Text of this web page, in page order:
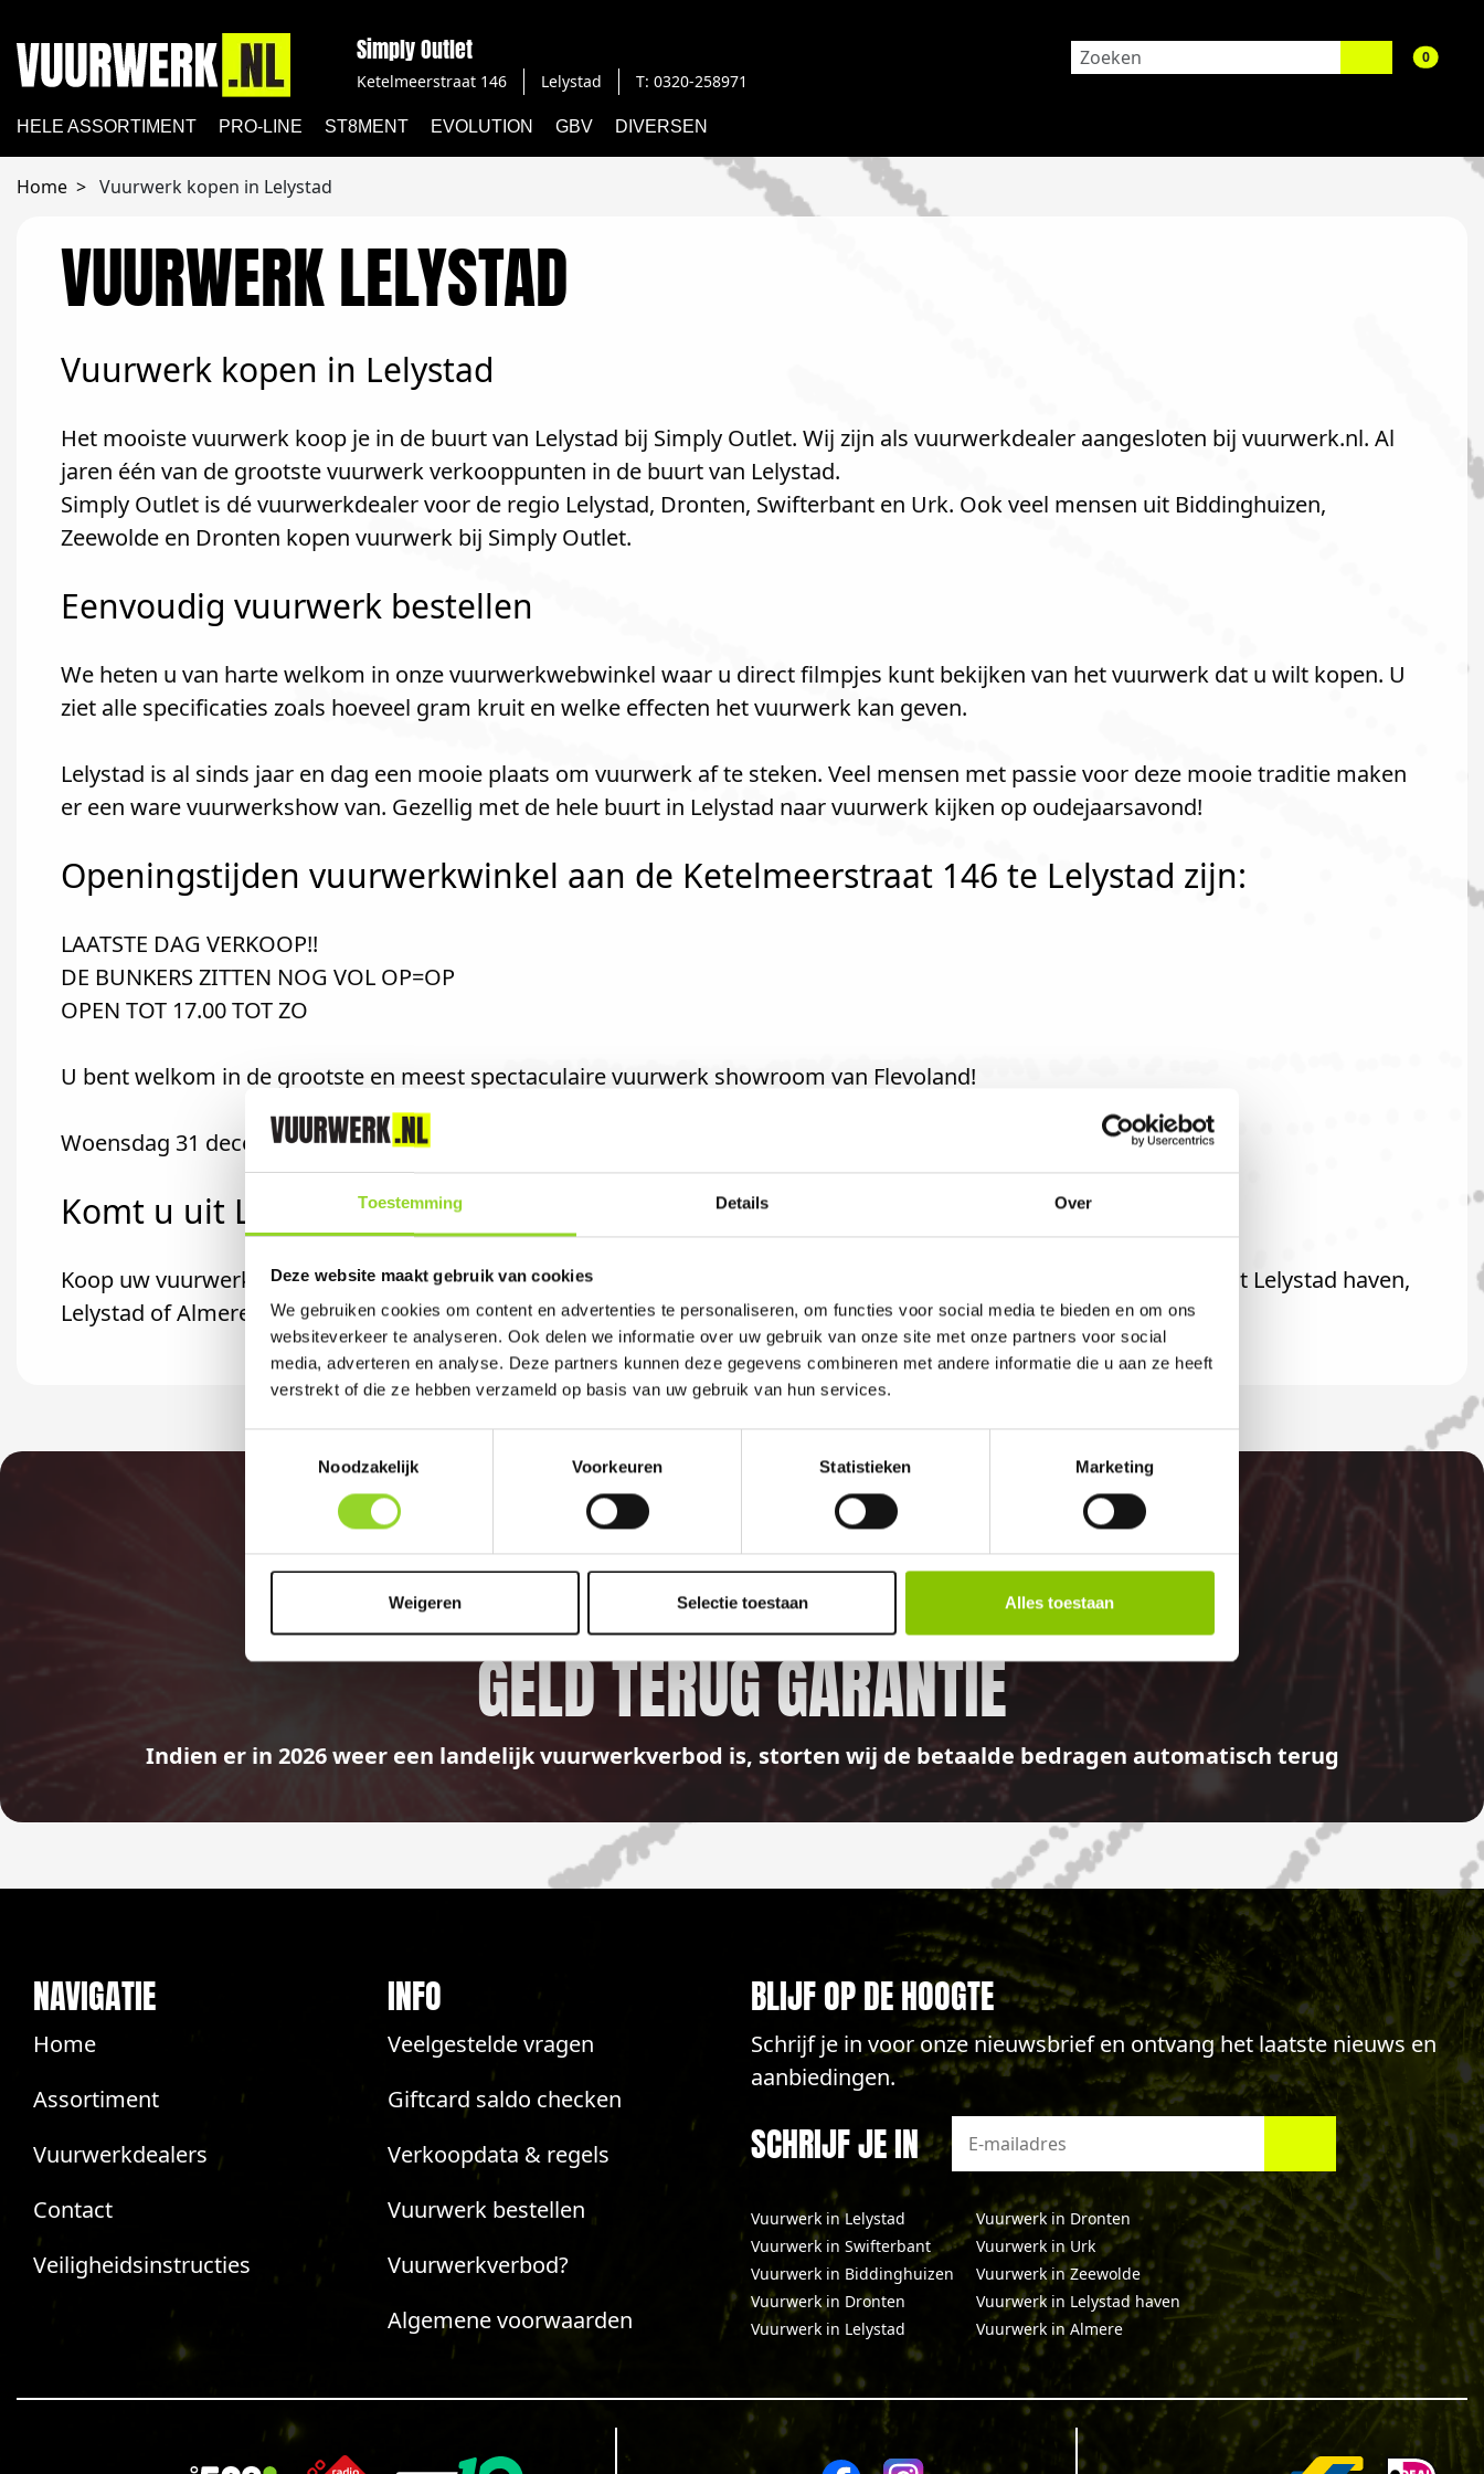
Toestemming Details Over
Deze website maakt gebruik van cookies
We gebruiken cookies om content en advertenties te personaliseren, om functies voor social media te bieden en om ons
websiteverkeer te analyseren. Ook delen we informatie over uw gebruik van onze site met onze partners voor social
media, adverteren en analyse. Deze partners kunnen deze gegevens combineren met andere informatie die u aan ze heeft
verstrekt of die ze hebben verzameld op basis van uw gebruik van hun services.
Noodzakelijk
Voorkeuren Statistieken Marketing
Weigeren Selectie toestaan Alles toestaan
Simply Outlet
Ketelmeerstraat 146 Lelystad T: 0320-258971
0aantal
HELE ASSORTIMENT PRO-LINE ST8MENT EVOLUTION GBV DIVERSEN
Home Vuurwerk kopen in Lelystad
VUURWERK LELYSTAD
Vuurwerk kopen in Lelystad
Het mooiste vuurwerk koop je in de buurt van Lelystad bij Simply Outlet. Wij zijn als vuurwerkdealer aangesloten bij vuurwerk.nl. Al
jaren één van de grootste vuurwerk verkooppunten in de buurt van Lelystad.
Simply Outlet is dé vuurwerkdealer voor de regio Lelystad, Dronten, Swifterbant en Urk. Ook veel mensen uit Biddinghuizen,
Zeewolde en Dronten kopen vuurwerk bij Simply Outlet.
Eenvoudig vuurwerk bestellen
We heten u van harte welkom in onze vuurwerkwebwinkel waar u direct filmpjes kunt bekijken van het vuurwerk dat u wilt kopen. U
ziet alle specificaties zoals hoeveel gram kruit en welke effecten het vuurwerk kan geven.
Lelystad is al sinds jaar en dag een mooie plaats om vuurwerk af te steken. Veel mensen met passie voor deze mooie traditie maken
er een ware vuurwerkshow van. Gezellig met de hele buurt in Lelystad naar vuurwerk kijken op oudejaarsavond!
Openingstijden vuurwerkwinkel aan de Ketelmeerstraat 146 te Lelystad zijn:
LAATSTE DAG VERKOOP!!
DE BUNKERS ZITTEN NOG VOL OP=OP
OPEN TOT 17.00 TOT ZO
U bent welkom in de grootste en meest spectaculaire vuurwerk showroom van Flevoland!
Woensdag 31 december van 8.00 - 17.00 uur
Komt u uit Lelystad?
Koop uw vuurwerk dan bij Simply Outlet in Lelystad. U bent van harte welkom! U bent uiteraard ook welkom als u uit Lelystad haven,
Lelystad of Almere komt.
100%
GELD TERUG GARANTIE
Indien er in 2026 weer een landelijk vuurwerkverbod is, storten wij de betaalde bedragen automatisch terug
NAVIGATIE
Home
Assortiment
Vuurwerkdealers
Contact
Veiligheidsinstructies
INFO
Veelgestelde vragen
Giftcard saldo checken
Verkoopdata & regels
Vuurwerk bestellen
Vuurwerkverbod?
Algemene voorwaarden
BLIJF OP DE HOOGTE
Schrijf je in voor onze nieuwsbrief en ontvang het laatste nieuws en
aanbiedingen.
SCHRIJF JE IN
Vuurwerk in Lelystad
Vuurwerk in Dronten
Vuurwerk in Swifterbant
Vuurwerk in Urk
Vuurwerk in Biddinghuizen
Vuurwerk in Zeewolde
Vuurwerk in Dronten
Vuurwerk in Lelystad haven
Vuurwerk in Lelystad
Vuurwerk in Almere